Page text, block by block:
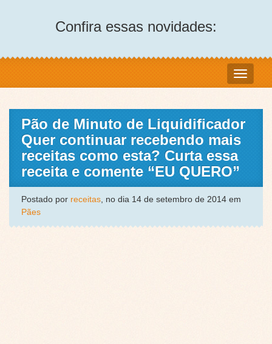
Confira essas novidades:
Pão de Minuto de Liquidificador
Quer continuar recebendo mais
receitas como esta? Curta essa
receita e comente “EU QUERO”
Postado por receitas, no dia 14 de setembro de 2014 em
Pães